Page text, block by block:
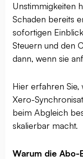
Unstimmigkeiten
Schaden bereits
sofortigen
Steuern und den
dann, wenn sie
Hier erfahren Sie,
Xero-
beim Abgleich
skalierbar macht.
Warum die Abo-